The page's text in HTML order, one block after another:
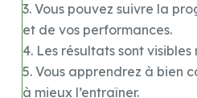
3. Vous pouvez suivre la
et de vos performances.
4. Les résultats sont
5. Vous apprendrez à bien
à mieux l’entraîner.